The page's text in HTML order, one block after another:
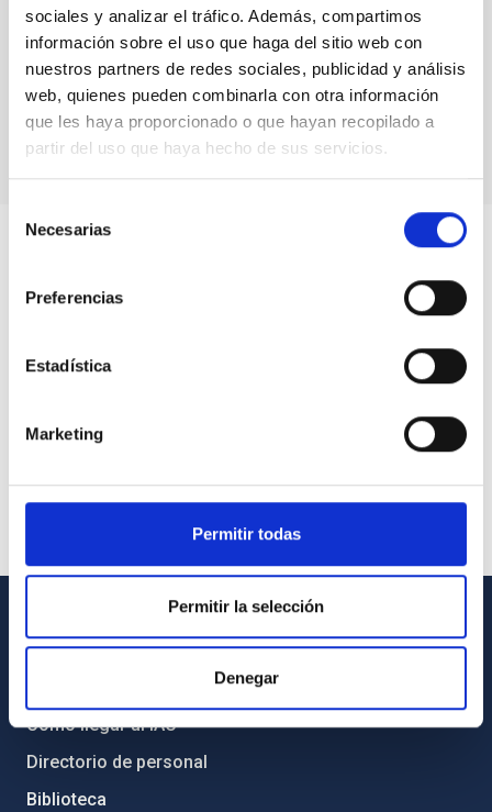
sociales y analizar el tráfico. Además, compartimos
información sobre el uso que haga del sitio web con
nuestros partners de redes sociales, publicidad y análisis
web, quienes pueden combinarla con otra información
que les haya proporcionado o que hayan recopilado a
partir del uso que haya hecho de sus servicios.
Necesarias
Preferencias
Estadística
Marketing
Permitir todas
Permitir la selección
Denegar
Viaje entre las galaxias del Grupo Local (nombres
rotulados)
INFORMACIÓN GENERAL
Cómo llegar al IAC
Directorio de personal
Biblioteca